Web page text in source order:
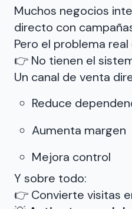
Muchos negocios
directo con
Pero el problema
👉 No tienen el
Un canal de venta
Reduce
Aumenta margen
Mejora control
Y sobre todo:
👉 Convierte visitas